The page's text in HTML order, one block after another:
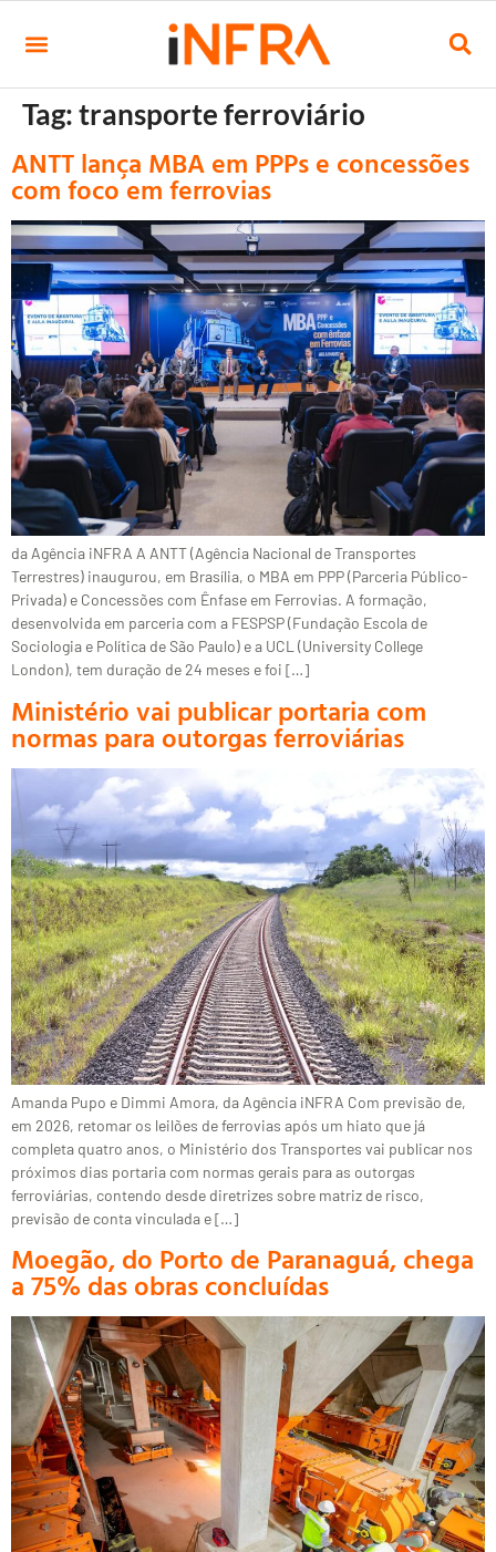
Tag:transporte ferroviário
ANTT lança MBA em PPPs e concessões
com foco em ferrovias
da Agência iNFRA A ANTT (Agência Nacional de Transportes
Terrestres) inaugurou, em Brasília, o MBA em PPP (Parceria Público-
Privada) e Concessões com Ênfase em Ferrovias. A formação,
desenvolvida em parceria com a FESPSP (Fundação Escola de
Sociologia e Política de São Paulo) e a UCL (University College
London), tem duração de 24 meses e foi […]
Ministério vai publicar portaria com
normas para outorgas ferroviárias
Amanda Pupo e Dimmi Amora, da Agência iNFRA Com previsão de,
em 2026, retomar os leilões de ferrovias após um hiato que já
completa quatro anos, o Ministério dos Transportes vai publicar nos
próximos dias portaria com normas gerais para as outorgas
ferroviárias, contendo desde diretrizes sobre matriz de risco,
previsão de conta vinculada e […]
Moegão, do Porto de Paranaguá, chega
a 75% das obras concluídas